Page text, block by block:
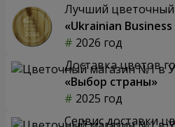
Лучший цветочный
«Ukrainian
2026 год
Доставка цветов
«Выбор страны»
2025 год
Сервис доставки